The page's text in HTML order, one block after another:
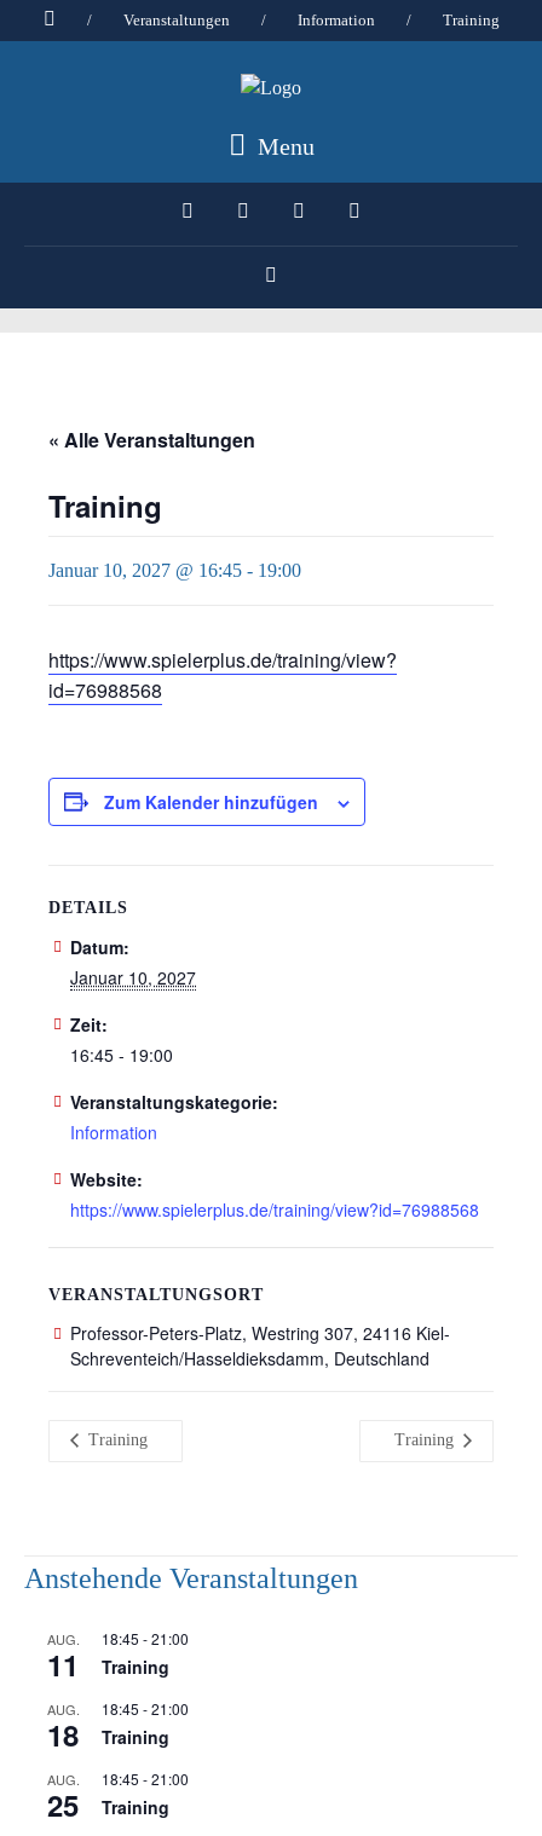
/ Veranstaltungen / Information / Training
Menu
« Alle Veranstaltungen
Training
Januar 10, 2027 @ 16:45 - 19:00
https://www.spielerplus.de/training/view?
id=76988568
Zum Kalender hinzufügen
DETAILS
Datum:
Januar 10, 2027
Zeit:
16:45 - 19:00
Veranstaltungskategorie:
Information
Website:
https://www.spielerplus.de/training/view?id=76988568
VERANSTALTUNGSORT
Professor-Peters-Platz, Westring 307, 24116 Kiel-
Schreventeich/Hasseldieksdamm, Deutschland
Training Training
Anstehende Veranstaltungen
AUG.
11
18:45 -21:00
Training
AUG.
18
18:45 -21:00
Training
AUG.
25
18:45 -21:00
Training